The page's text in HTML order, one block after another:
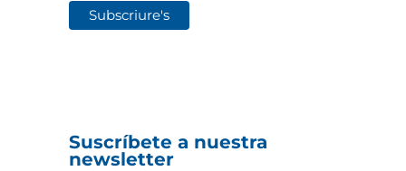
Suscríbete a nuestra
newsletter